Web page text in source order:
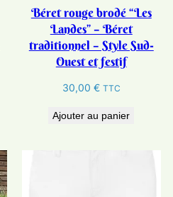
Béret rouge brodé “Les
Landes” – Béret
traditionnel – Style Sud-
Ouest et festif
30,00 € TTC
Ajouter au panier